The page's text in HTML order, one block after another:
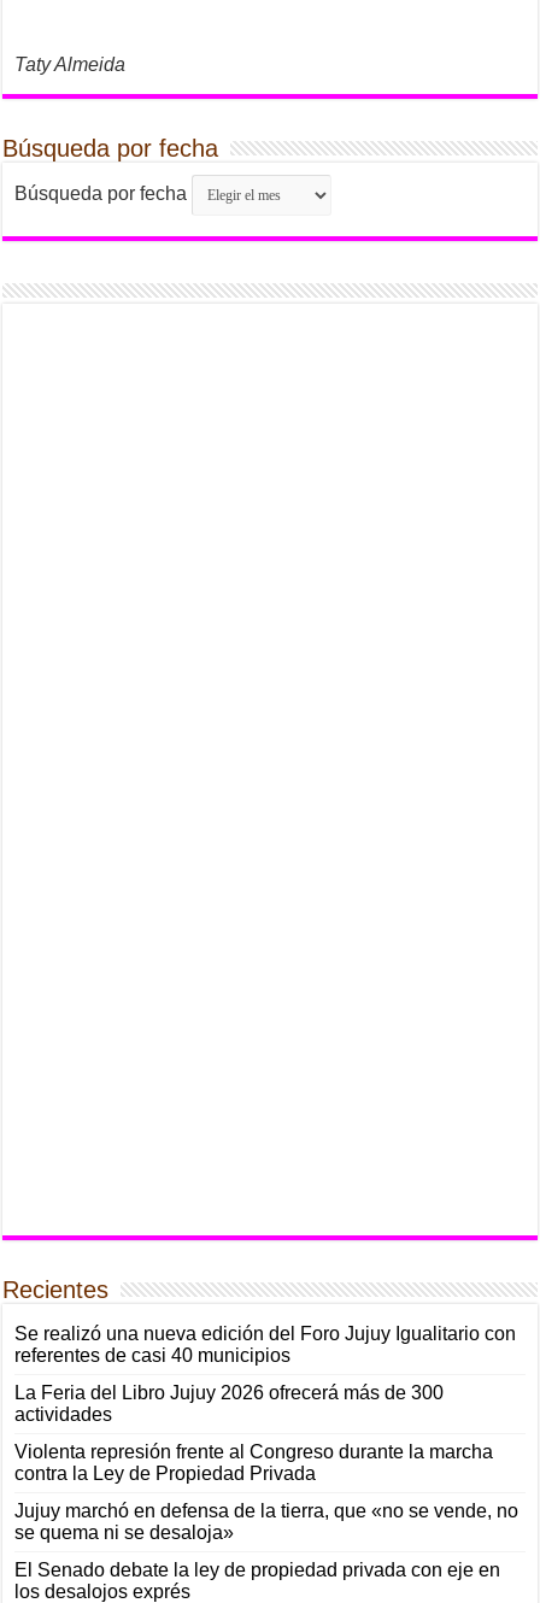
Taty Almeida
Búsqueda por fecha
Búsqueda por fecha
Recientes
Se realizó una nueva edición del Foro Jujuy Igualitario con
referentes de casi 40 municipios
La Feria del Libro Jujuy 2026 ofrecerá más de 300
actividades
Violenta represión frente al Congreso durante la marcha
contra la Ley de Propiedad Privada
Jujuy marchó en defensa de la tierra, que «no se vende, no
se quema ni se desaloja»
El Senado debate la ley de propiedad privada con eje en
los desalojos exprés